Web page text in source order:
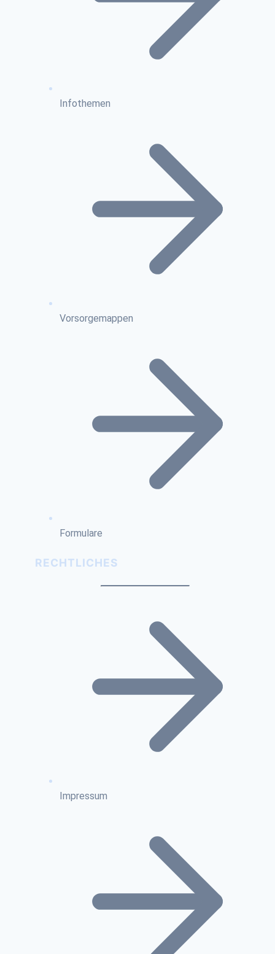
Infothemen
Vorsorgemappen
Formulare
RECHTLICHES
Impressum